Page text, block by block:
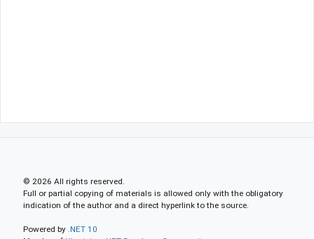
© 2026 All rights reserved.
Full or partial copying of materials is allowed only with the obligatory
indication of the author and a direct hyperlink to the source.
Powered by .NET 10